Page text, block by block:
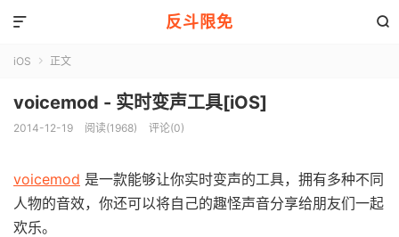
反斗限免 

iOS  正文
voicemod - 实时变声工具[iOS]
2014-12-19 阅读(1968) 评论(0)
voicemod 是一款能够让你实时变声的工具，拥有多种不同
人物的音效，你还可以将自己的趣怪声音分享给朋友们一起
欢乐。